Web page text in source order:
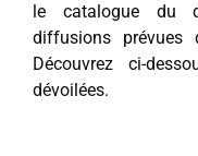
le catalogue du
diffusions prévues
Découvrez ci-
dévoilées.